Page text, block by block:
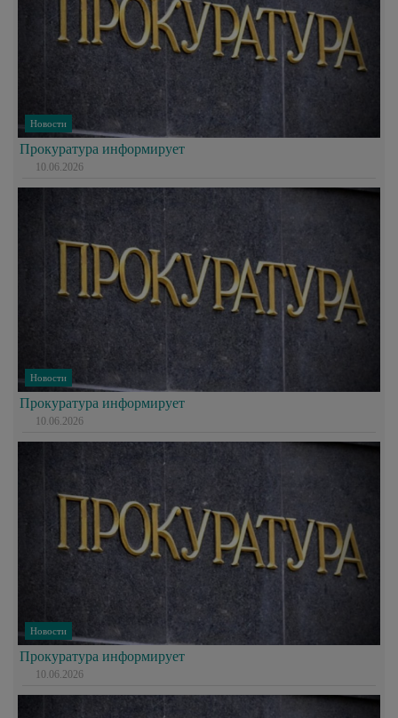
Новости
Прокуратура информирует
10.06.2026
Новости
Прокуратура информирует
10.06.2026
Новости
Прокуратура информирует
10.06.2026